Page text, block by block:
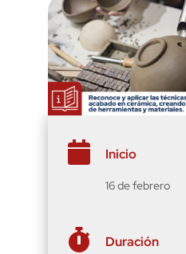
 Inicio
16 de febrero
 Duración